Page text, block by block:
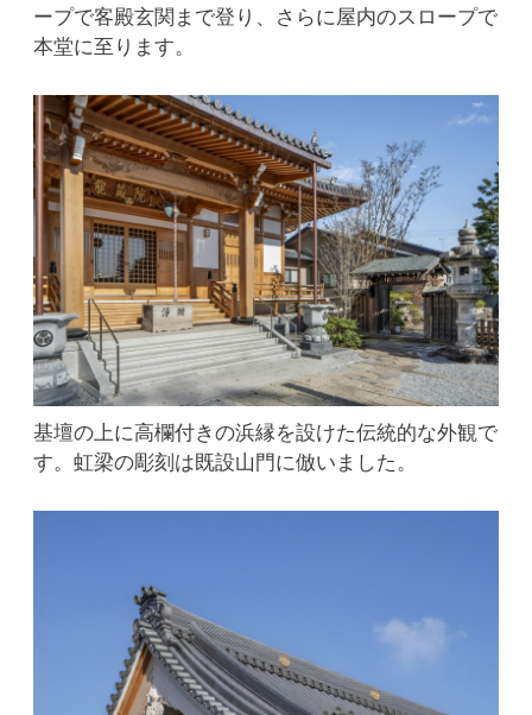
ープで客殿玄関まで登り、さらに屋内のスロープで
本堂に至ります。
基壇の上に高欄付きの浜縁を設けた伝統的な外観で
す。虹梁の彫刻は既設山門に倣いました。